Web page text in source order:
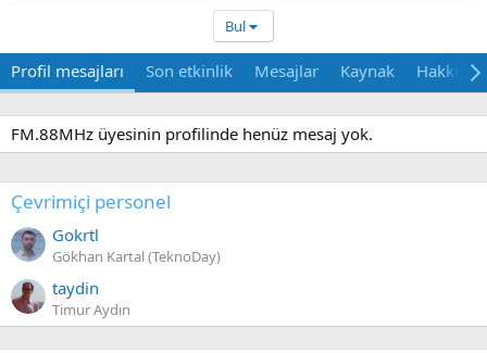
Bul
Profil mesajları Son etkinlik Mesajlar Kaynak Hakkında
FM.88MHz üyesinin profilinde henüz mesaj yok.
Çevrimiçi personel
Gokrtl
Gökhan Kartal (TeknoDay)
taydin
Timur Aydın